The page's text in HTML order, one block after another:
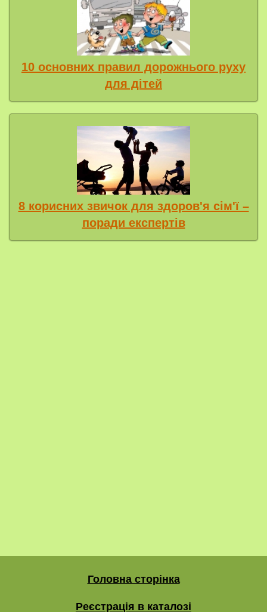
10 основних правил дорожнього руху
для дітей
8 корисних звичок для здоров'я сім'ї –
поради експертів
Головна сторінка
Реєстрація в каталозі